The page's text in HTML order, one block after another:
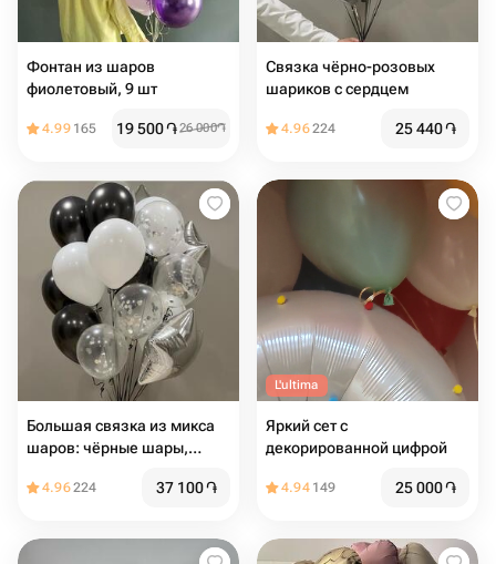
Фонтан из шаров
фиолетовый, 9 шт
4.99 165 19 500֏26 000֏
Связка чёрно-розовых
шариков с сердцем
4.96224 25 440֏
Большая связка из микса
шаров: чёрные шары,
серебро
4.96224 37 100֏
L'ultima
Яркий сет с
декорированной цифрой
4.94 149 25 000֏